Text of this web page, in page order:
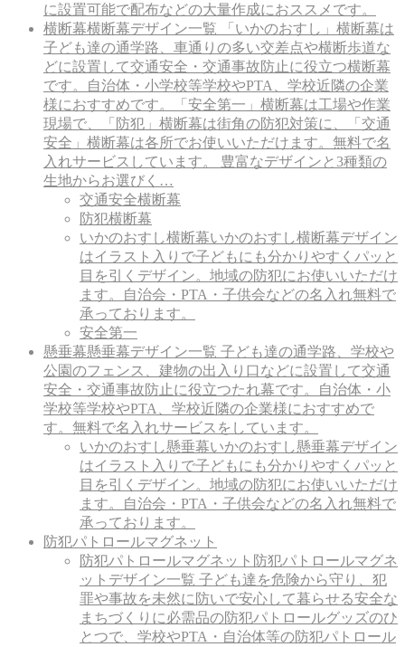
に設置可能で配布などの大量作成におススメです。
横断幕横断幕デザイン一覧 「いかのおすし」横断幕は
子ども達の通学路、車通りの多い交差点や横断歩道な
どに設置して交通安全・交通事故防止に役立つ横断幕
です。自治体・小学校等学校やPTA、学校近隣の企業
様におすすめです。「安全第一」横断幕は工場や作業
現場で、「防犯」横断幕は街角の防犯対策に、「交通
安全」横断幕は各所でお使いいただけます。無料で名
入れサービスしています。 豊富なデザインと3種類の
生地からお選びく…
交通安全横断幕
防犯横断幕
いかのおすし横断幕いかのおすし横断幕デザイン
はイラスト入りで子どもにも分かりやすくパッと
目を引くデザイン。地域の防犯にお使いいただけ
ます。自治会・PTA・子供会などの名入れ無料で
承っております。
安全第一
懸垂幕懸垂幕デザイン一覧 子ども達の通学路、学校や
公園のフェンス、建物の出入り口などに設置して交通
安全・交通事故防止に役立つたれ幕です。自治体・小
学校等学校やPTA、学校近隣の企業様におすすめで
す。無料で名入れサービスをしています。
いかのおすし懸垂幕いかのおすし懸垂幕デザイン
はイラスト入りで子どもにも分かりやすくパッと
目を引くデザイン。地域の防犯にお使いいただけ
ます。自治会・PTA・子供会などの名入れ無料で
承っております。
防犯パトロールマグネット
防犯パトロールマグネット 防犯パトロールマグネ
ットデザイン一覧 子ども達を危険から守り、犯
罪や事故を未然に防いで安心して暮らせる安全な
まちづくりに必需品の防犯パトロールグッズのひ
とつで、学校やPTA・自治体等の防犯パトロール